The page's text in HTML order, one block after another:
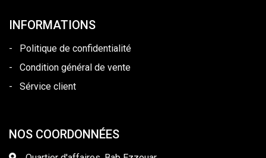
INFORMATIONS
-
Politique de confidentialité
-
Condition général de vente
-
Sérvice client
NOS COORDONNÉES